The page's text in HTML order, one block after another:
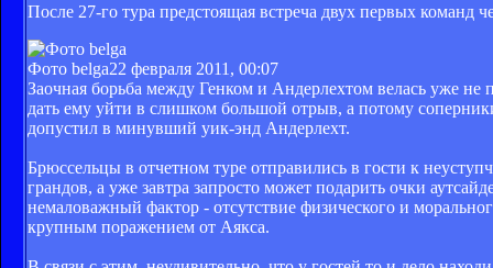
После 27-го тура предстоящая встреча двух первых команд
Фото belga22 февраля 2011, 00:07
Заочная борьба между Генком и Андерлехтом велась уже
дать ему уйти в слишком большой отрыв, а потому
допустил в минувший уик-энд Андерлехт.
Брюссельцы в отчетном туре отправились в гости к
грандов, а уже завтра запросто может подарить очки
немаловажный фактор - отсутствие физического и
крупным поражением от Аякса.